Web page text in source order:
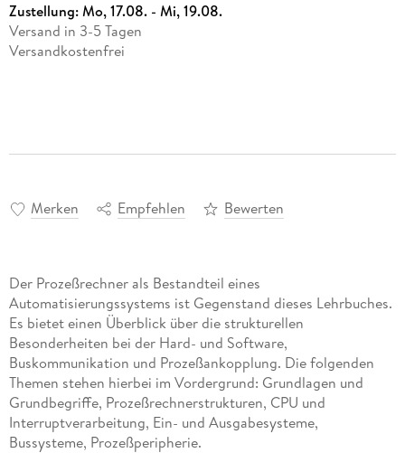
Zustellung:Mo, 17.08. - Mi, 19.08.
Versand in 3-5 Tagen
Versandkostenfrei
Merken Empfehlen Bewerten
Der Prozeßrechner als Bestandteil eines
Automatisierungssystems ist Gegenstand dieses Lehrbuches.
Es bietet einen Überblick über die strukturellen
Besonderheiten bei der Hard- und Software,
Buskommunikation und Prozeßankopplung. Die folgenden
Themen stehen hierbei im Vordergrund: Grundlagen und
Grundbegriffe, Prozeßrechnerstrukturen, CPU und
Interruptverarbeitung, Ein- und Ausgabesysteme,
Bussysteme, Prozeßperipherie.